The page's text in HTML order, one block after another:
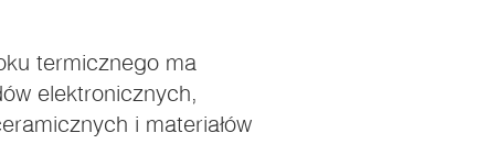
termicznego ma
elektronicznych,
i materiałów